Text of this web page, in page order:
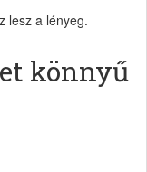
lesz a lényeg.
könnyű